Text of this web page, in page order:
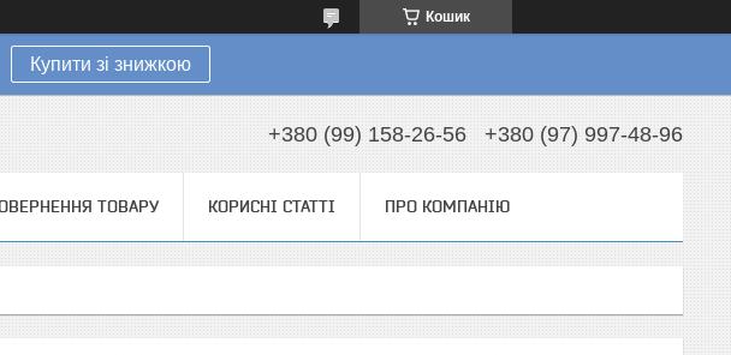
Кошик
Купити зі знижкою
+380 (99) 158-26-56 +380 (97) 997-48-96
ТОВАРУ КОРИСНІ СТАТТІ ПРО КОМПАНІЮ